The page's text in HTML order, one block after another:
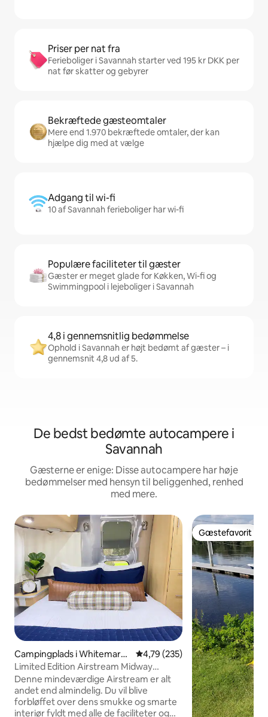
Priser per nat fra
Ferieboliger i Savannah starter ved 195 kr DKK per
nat før skatter og gebyrer
Bekræftede gæsteomtaler
Mere end 1.970 bekræftede omtaler, der kan
hjælpe dig med at vælge
Adgang til wi-fi
10 af Savannah ferieboliger har wi-fi
Populære faciliteter til gæster
Gæster er meget glade for Køkken, Wi-fi og
Swimmingpool i lejeboliger i Savannah
4,8 i gennemsnitlig bedømmelse
Ophold i Savannah er højt bedømt af gæster – i
gennemsnit 4,8 ud af 5.
De bedst bedømte autocampere i
Savannah
Gæsterne er enige: Disse autocampere har høje
bedømmelser med hensyn til beliggenhed, renhed
med mere.
Campingplads i Whitemarsh
Island
4,79 ud af 5 i gennemsnitlig
4,79 (235)
Limited Edition Airstream Midway
Downtown og Beach!
Denne mindeværdige Airstream er alt
andet end almindelig. Du vil blive
forbløffet over dens smukke og smarte
interiør fyldt med alle de faciliteter og
Gæstefavorit
Gæstefavorit